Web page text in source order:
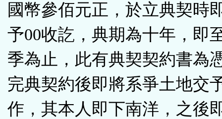
國幣參佰元正，於立典契時
予00收訖，典期為十年，即
季為止，此有典契契約書為
完典契約後即將系爭土地交
作，其本人即下南洋，之後